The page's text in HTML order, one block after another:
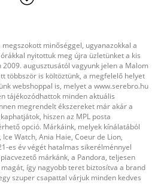
minőséggel, ugyanazokkal a
nyitottuk meg újra üzletünket a kis
augusztusától vagyunk jelen a Malom
többször is költöztünk, a megfelelő helyet
webshoppal is, melyet a www.serebro.hu
tájékozódhattok minden aktuális
megrendelt ékszereket már akár a
hiszen az MPL posta
opció. Márkáink, melyek kínálatából
Watch, Ania Haie, Coeur de Lion,
es év végét hatalmas sikerélménnyel
márkánk, a Pandora, teljesen
így nagyobb teret biztosítva a brand
szuper csapattal várjuk minden kedves